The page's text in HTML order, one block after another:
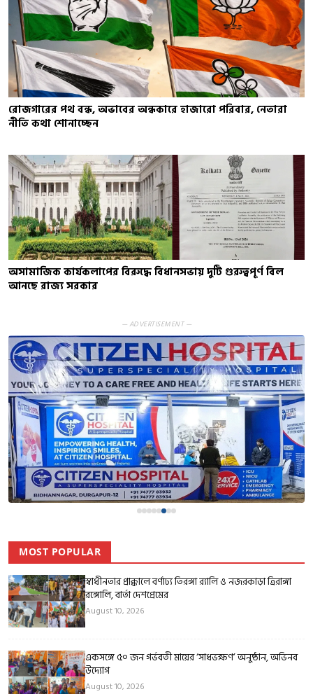
রোজগারের পথ বন্ধ, অভাবের অন্ধকারে হাজারো পরিবার, নেতারা
নীতি কথা শোনাচ্ছেন
অসামাজিক কার্যকলাপের বিরুদ্ধে বিধানসভায় দুটি গুরুত্বপূর্ণ বিল
আনছে রাজ্য সরকার
— ADVERTISEMENT —
MOST POPULAR
স্বাধীনতার প্রাক্কালে বর্ণাঢ্য তিরঙ্গা র‍্যালি ও নজরকাড়া ত্রিরাঙ্গা
রঙ্গোলি, বার্তা দেশপ্রেমের
August 10, 2026
একসঙ্গে ৫০ জন গর্ভবতী মায়ের ‘সাধভক্ষণ’ অনুষ্ঠান, অভিনব
উদ্যোগ
August 10, 2026